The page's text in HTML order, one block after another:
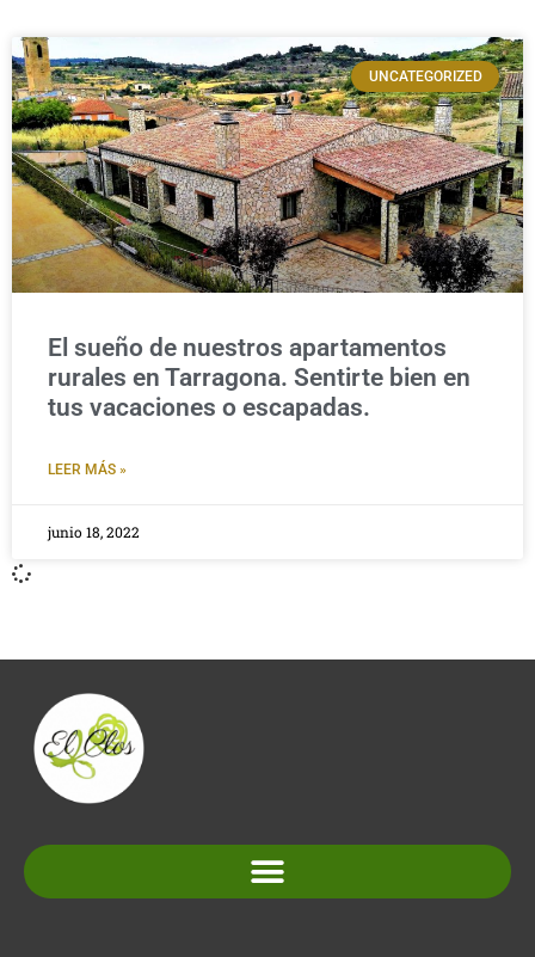
UNCATEGORIZED
El sueño de nuestros apartamentos
rurales en Tarragona. Sentirte bien en
tus vacaciones o escapadas.
LEER MÁS »
junio 18, 2022